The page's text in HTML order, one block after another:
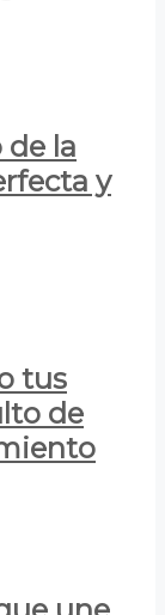
la
y
tus
de